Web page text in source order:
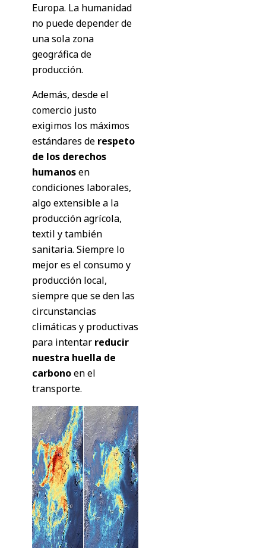
Europa. La humanidad
no puede depender de
una sola zona
geográfica de
producción.
Además, desde el
comercio justo
exigimos los máximos
estándares de respeto
de los derechos
humanosen
condiciones laborales,
algo extensible a la
producción agrícola,
textil y también
sanitaria. Siempre lo
mejor es el consumo y
producción local,
siempre que se den las
circunstancias
climáticas y productivas
para intentar reducir
nuestra huella de
carbonoen el
transporte.